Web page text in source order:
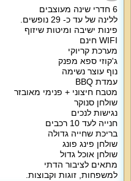
6 חדרי שינה מעוצבים
ללינה של עד כ- 29 נופשים.
פינות ישיבה ומיטות שיזוף
WIFI חינם
מערכת קריוקי
ג'קוזי ספא מפנק
נוף עוצר נשימה
עמדת BBQ
מטבח חיצוני + פנימי מאובזר
שולחן סנוקר
נגישות לנכים
חנייה לעד 10 רכבים
בריכת שחייה גדולה
שולחן פינג פונג
שולחן אוכל גדול
מתאים לציבור הדתי
למשפחות, זוגות וקבוצות.